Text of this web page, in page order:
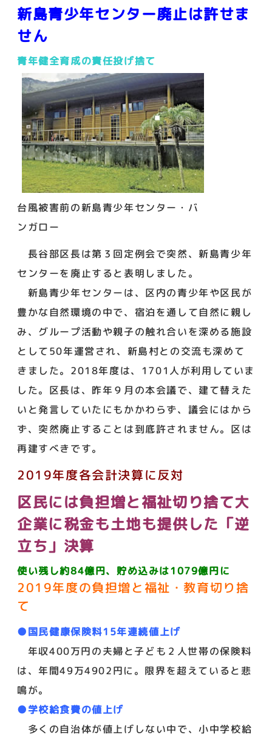
新島青少年センター廃止は許せま
せん
青年健全育成の責任投げ捨て
台風被害前の新島青少年センター・バ
ンガロー
長谷部区長は第３回定例会で突然、新島青少年
センターを廃止すると表明しました。
新島青少年センターは、区内の青少年や区民が
豊かな自然環境の中で、宿泊を通して自然に親し
み、グループ活動や親子の触れ合いを深める施設
として50年運営され、新島村との交流も深めて
きました。2018年度は、1701人が利用していま
した。区長は、昨年９月の本会議で、建て替えた
いと発言していたにもかかわらず、議会にはから
ず、突然廃止することは到底許されません。区は
再建すべきです。
2019年度各会計決算に反対
区民には負担増と福祉切り捨て大
企業に税金も土地も提供した「逆
立ち」決算
使い残し約84億円、貯め込みは1079億円に
2019年度の負担増と福祉・教育切り捨
て
●国民健康保険料15年連続値上げ
年収400万円の夫婦と子ども２人世帯の保険料
は、年間49万4902円に。限界を超えていると悲
鳴が。
●学校給食費の値上げ
多くの自治体が値上げしない中で、小中学校給